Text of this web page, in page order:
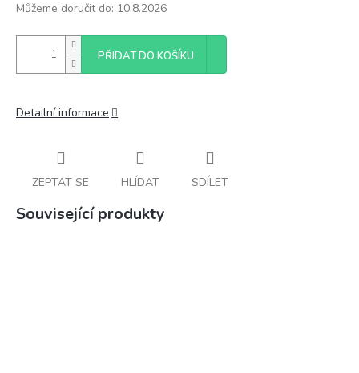
Můžeme doručit do: 10.8.2026
PŘIDAT DO KOŠÍKU
Detailní informace
ZEPTAT SE HLÍDAT SDÍLET
Související produkty